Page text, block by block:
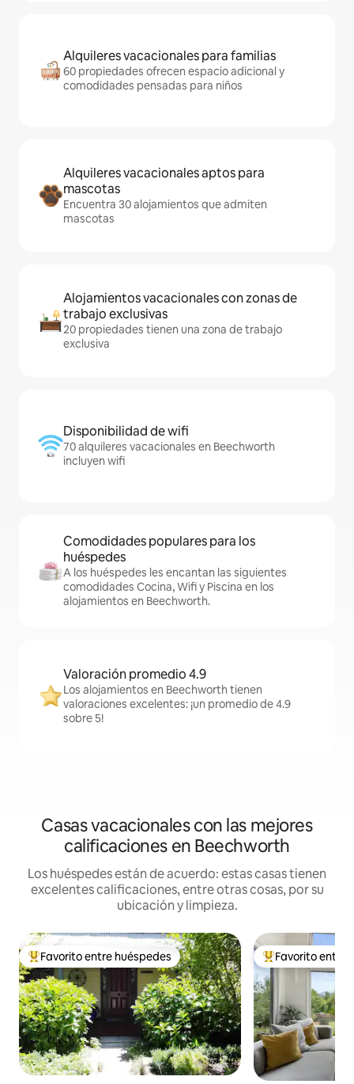
Alquileres vacacionales para familias
60 propiedades ofrecen espacio adicional y
comodidades pensadas para niños
Alquileres vacacionales aptos para
mascotas
Encuentra 30 alojamientos que admiten
mascotas
Alojamientos vacacionales con zonas de
trabajo exclusivas
20 propiedades tienen una zona de trabajo
exclusiva
Disponibilidad de wifi
70 alquileres vacacionales en Beechworth
incluyen wifi
Comodidades populares para los
huéspedes
A los huéspedes les encantan las siguientes
comodidades Cocina, Wifi y Piscina en los
alojamientos en Beechworth.
Valoración promedio 4.9
Los alojamientos en Beechworth tienen
valoraciones excelentes: ¡un promedio de 4.9
sobre 5!
Casas vacacionales con las mejores
calificaciones en Beechworth
Los huéspedes están de acuerdo: estas casas tienen
excelentes calificaciones, entre otras cosas, por su
ubicación y limpieza.
Favorito entre huéspedes preferido
Favorito entre huéspedes Favorito entre
Favorito entre